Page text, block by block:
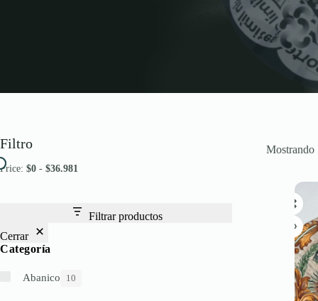
Mostrando
Filtro
Price: $0 - $36.981
Filtrar productos
Cerrar
Categoría
Abanico